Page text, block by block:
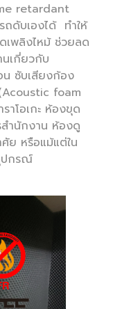
retardant
ถดับเองได้ ทำให้
เพลิงไหม้ ช่วยลด
นเกี่ยวกับ
น ซับเสียงก้อง
foam
โอเกะ ห้องขุด
ำนักงาน ห้องดู
ย หรือแม้แต่ใน
ปกรณ์